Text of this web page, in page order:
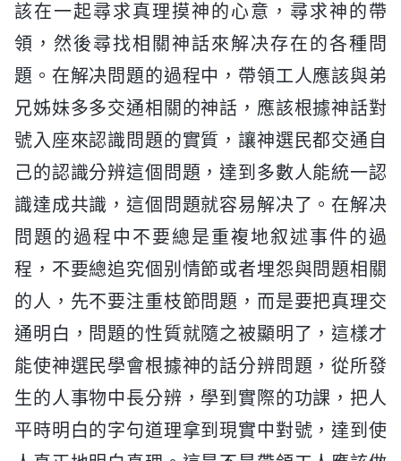
該在一起尋求真理摸神的心意，尋求神的帶
領，然後尋找相關神話來解决存在的各種問
題。在解决問題的過程中，帶領工人應該與弟
兄姊妹多多交通相關的神話，應該根據神話對
號入座來認識問題的實質，讓神選民都交通自
己的認識分辨這個問題，達到多數人能統一認
識達成共識，這個問題就容易解决了。在解决
問題的過程中不要總是重複地叙述事件的過
程，不要總追究個别情節或者埋怨與問題相關
的人，先不要注重枝節問題，而是要把真理交
通明白，問題的性質就隨之被顯明了，這樣才
能使神選民學會根據神的話分辨問題，從所發
生的人事物中長分辨，學到實際的功課，把人
平時明白的字句道理拿到現實中對號，達到使